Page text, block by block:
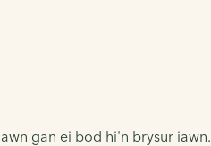
gan ei bod hi'n brysur iawn.